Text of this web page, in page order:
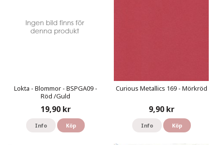
Lokta - Blommor - BSPGA09 -
Röd /Guld
19,90 kr
Info Köp
Curious Metallics 169 - Mörkröd
9,90 kr
Info Köp